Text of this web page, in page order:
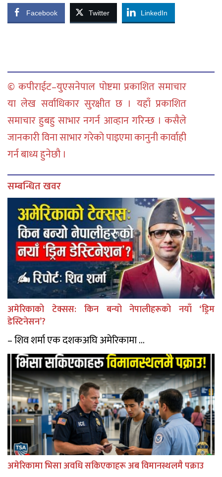
Facebook Twitter LinkedIn
© कपीराईट–युएसनेपाल पोष्टमा प्रकाशित समाचार
या लेख सर्वाधिकार सुरक्षीत छ । यहाँ प्रकाशित
समाचार हुबहु साभार नगर्न आव्हान गरिन्छ । कसैले
जानकारी विना साभार गरेको पाइएमा कानुनी कार्वाही
गर्न बाध्य हुनेछौ ।
सम्बन्धित खवर
अमेरिकाको टेक्सस: किन बन्यो नेपालीहरूको नयाँ ‘ड्रिम
डेस्टिनेसन’?
– शिव शर्मा एक दशकअघि अमेरिकामा ...
अमेरिकामा भिसा अवधि सकिएकाहरू अब विमानस्थलमै पक्राउ